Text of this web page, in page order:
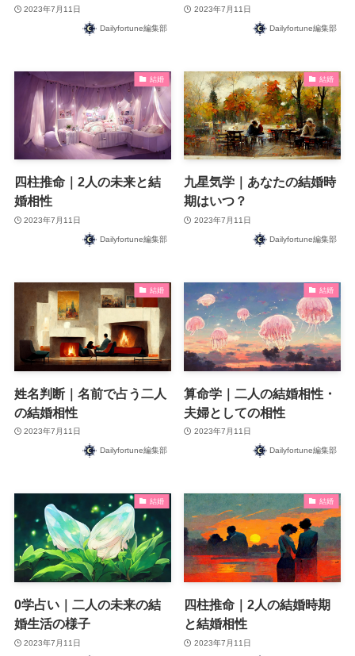
2023年7月11日
Dailyfortune編集部
2023年7月11日
Dailyfortune編集部
結婚
四柱推命｜2人の未来と結
婚相性
2023年7月11日
Dailyfortune編集部
結婚
九星気学｜あなたの結婚時
期はいつ？
2023年7月11日
Dailyfortune編集部
結婚
姓名判断｜名前で占う二人
の結婚相性
2023年7月11日
Dailyfortune編集部
結婚
算命学｜二人の結婚相性・
夫婦としての相性
2023年7月11日
Dailyfortune編集部
結婚
0学占い｜二人の未来の結
婚生活の様子
2023年7月11日
結婚
四柱推命｜2人の結婚時期
と結婚相性
2023年7月11日